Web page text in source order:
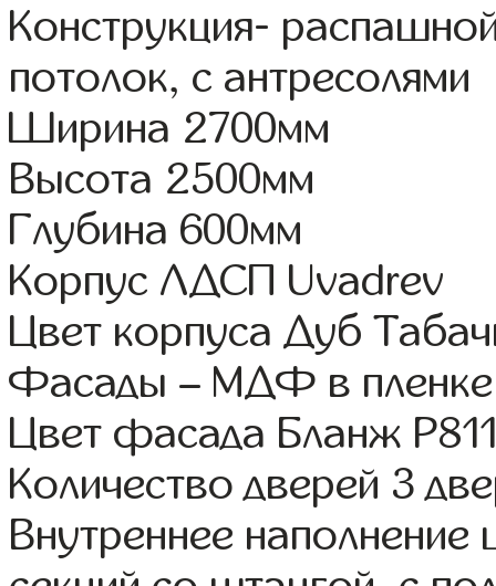
Конструкция-
потолок, с антресолями
Ширина 2700мм
Высота 2500мм
Глубина 600мм
Корпус ЛДСП Uvadrev
Цвет корпуса Дуб
Фасады – МДФ в
Цвет фасада Бланж
Количество дверей 3
Внутреннее